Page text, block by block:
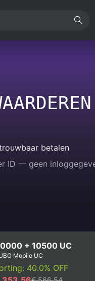
betalen
ID — geen
+ 10500 UC
Mobile UC
40.0% OFF